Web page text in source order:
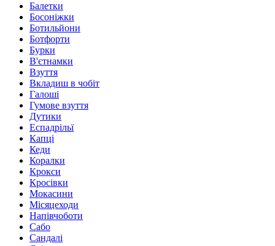
Балетки
Босоніжки
Ботильйони
Ботфорти
Бурки
В'єтнамки
Взуття
Вкладиш в чобіт
Галоші
Гумове взуття
Дутики
Еспадрільї
Капці
Кеди
Коралки
Крокси
Кросівки
Мокасини
Місяцеходи
Напівчоботи
Сабо
Сандалі